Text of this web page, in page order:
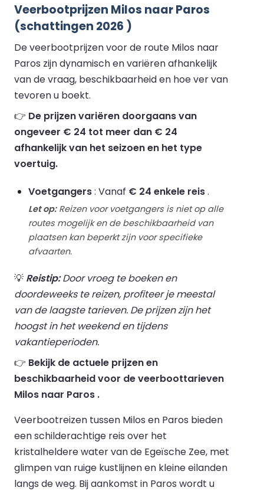
Veerbootprijzen Milos naar Paros
(schattingen 2026 )
De veerbootprijzen voor de route Milos naar
Paros zijn dynamisch en variëren afhankelijk
van de vraag, beschikbaarheid en hoe ver van
tevoren u boekt.
👉 De prijzen variëren doorgaans van
ongeveer € 24 tot meer dan € 24
afhankelijk van het seizoen en het type
voertuig.
Voetgangers: Vanaf € 24 enkele reis.
Let op:Reizen voor voetgangers is niet op alle
routes mogelijk en de beschikbaarheid van
plaatsen kan beperkt zijn voor specifieke
afvaarten.
💡 Reistip:Door vroeg te boeken en
doordeweeks te reizen, profiteer je meestal
van de laagste tarieven. De prijzen zijn het
hoogst in het weekend en tijdens
vakantieperioden.
👉 Bekijk de actuele prijzen en
beschikbaarheid voor de veerboottarieven
Milos naar Paros .
Veerbootreizen tussen Milos en Paros bieden
een schilderachtige reis over het
kristalheldere water van de Egeïsche Zee, met
glimpen van ruige kustlijnen en kleine eilanden
langs de weg. Bij aankomst in Paros wordt u